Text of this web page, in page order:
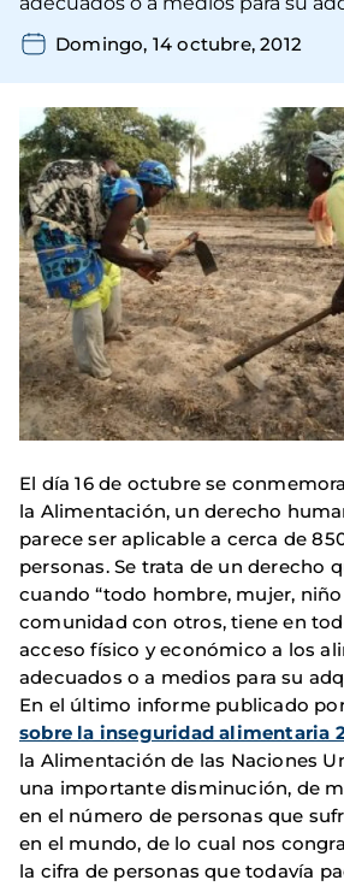
Domingo, 14 octubre, 2012
El día 16 de octubre se
la Alimentación, un derecho
parece ser aplicable a cerca de
personas. Se trata de un derecho
cuando “todo hombre, mujer,
comunidad con otros, tiene en
acceso físico y económico a los
adecuados o a medios para su
En el último informe publicado
sobre la inseguridad alimentaria
la Alimentación de las Naciones
una importante disminución, de
en el número de personas que
en el mundo, de lo cual nos
la cifra de personas que todavía